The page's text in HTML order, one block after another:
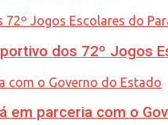
dos 72º Jogos
em parceria com o